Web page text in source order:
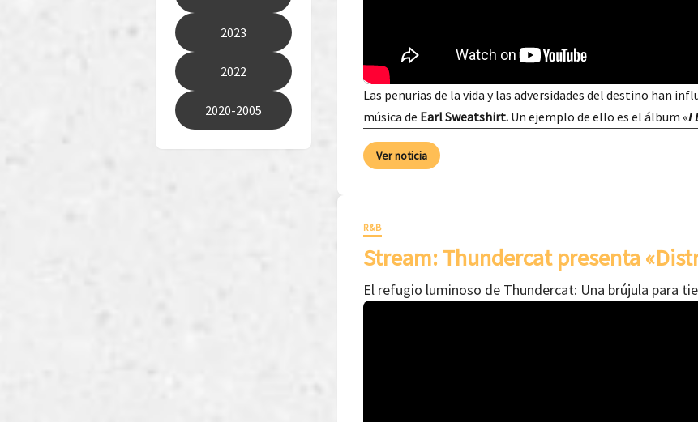
2023
2022
2020-2005
Las penurias de la vida y las adversidades del destino han
música de Earl Sweatshirt. Un ejemplo de ello es el álbum «I
Ver noticia
R&B
Stream: Thundercat presenta
El refugio luminoso de Thundercat: Una brújula para